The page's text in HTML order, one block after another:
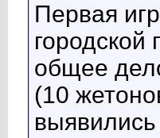
Первая
городской
общее
(10